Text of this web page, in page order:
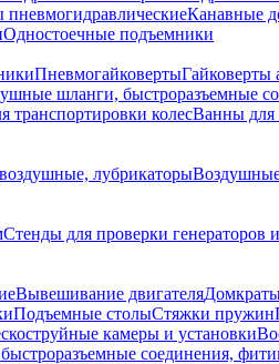
пневмогидравлическиеКанавные
Одностоечные подъемники
ПневмогайковертыГайковерты
шланги, быстроразъемные
транспортировки колесВанны для
лубрикаторы
Стенды для проверки генераторов
Вывешивание двигателя
Подъемные столыСтяжки пружин
камеры и установки
соединения,